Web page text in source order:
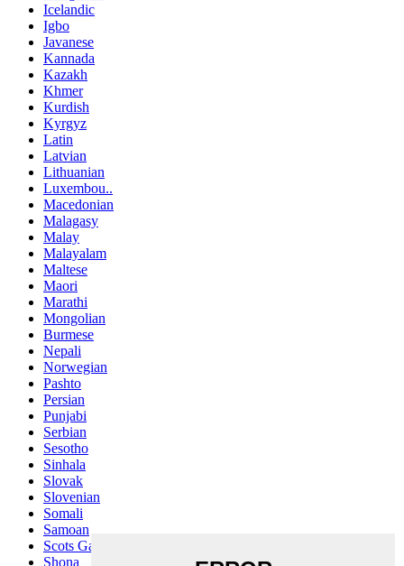
Icelandic
Igbo
Javanese
Kannada
Kazakh
Khmer
Kurdish
Kyrgyz
Latin
Latvian
Lithuanian
Luxembou..
Macedonian
Malagasy
Malay
Malayalam
Maltese
Maori
Marathi
Mongolian
Burmese
Nepali
Norwegian
Pashto
Persian
Punjabi
Serbian
Sesotho
Sinhala
Slovak
Slovenian
Somali
Samoan
Scots Gaelic
Shona